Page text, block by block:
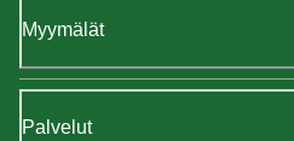
Myymälät
Palvelut